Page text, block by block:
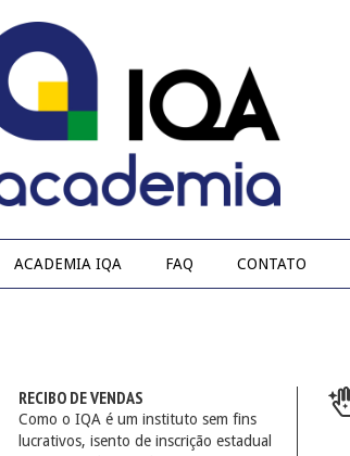
ACADEMIA IQA FAQ CONTATO
RECIBO DE VENDAS
Como o IQA é um instituto sem fins
lucrativos, isento de inscrição estadual